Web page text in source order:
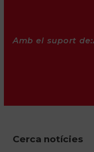
Amb el suport de:
Cerca notícies